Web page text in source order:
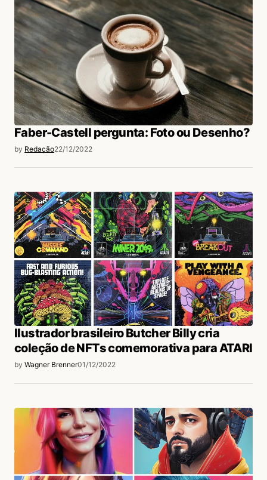
Faber-Castell pergunta: Foto ou Desenho?
by Redação22/12/2022
Ilustrador brasileiro Butcher Billy cria
coleção de NFTs comemorativa para ATARI
by Wagner Brenner01/12/2022